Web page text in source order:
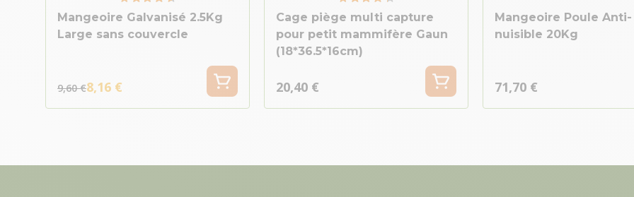
Mangeoire Galvanisé 2.5Kg
Large sans couvercle
9,60 €8,16 €
Cage piège multi capture
pour petit mammifère Gaun
(18*36.5*16cm)
20,40 €
Mangeoire Poule Anti-
nuisible 20Kg
71,70 €